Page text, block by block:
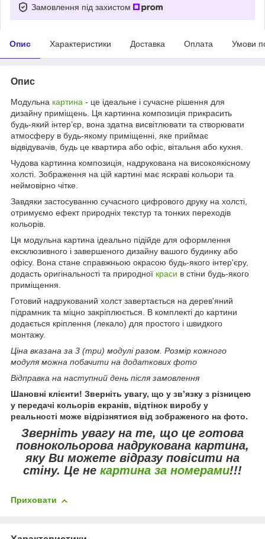
Замовлення під захистом
Опис Характеристики Доставка Оплата Умови
Опис
Модульна картина - це ідеальне і сучасне рішення для
дизайну приміщень. Ця картинна композиція прикрасить
будь-який інтер’єр, вона здатна висвітлювати та створювати
атмосферу в будь-якому приміщенні, яке приймає
відвідувачів, будь це квартира або офіс, вітальня або кухня.
Чудова картинна композиція, надрукована на високоякісному
холсті. Зображення на цій картині має яскраві кольори та
неймовірно чітке.
Завдяки застосуванню сучасного цифрового друку на холсті,
отримуємо ефект природніх текстур та тонких переходів
кольорів.
Ця модульна картина ідеально підійде для оформлення
ексклюзивного і завершеного дизайну вашого будинку або
офісу. Вона стане справжньою окрасою будь-якого інтер'єру,
додасть оригінальності та природної краси в стіни будь-якого
приміщення.
Готовий надрукований холст завертається на дерев'яний
підрамник та міцно закріплюється. В комплекті до картини
додається кріплення (лекало) для простого і швидкого
монтажу.
Ціна вказана за 3 (три) модулі разом. Розмір кожного
модуля можна побачити на додаткових фото
Відправка на наступний день після замовлення
Шановні клієнти! Зверніть увагу, що у зв’язку з різницею
у передачі кольорів екранів, відтінок виробу у
реальності може відрізнятися від зображеного на фото.
Зверніть увагуна те, що це готова
повнокольорова надрукована картина,
яку Ви можете відразу повісити на
стіну. Це не картина за номерами!!!
Приховати